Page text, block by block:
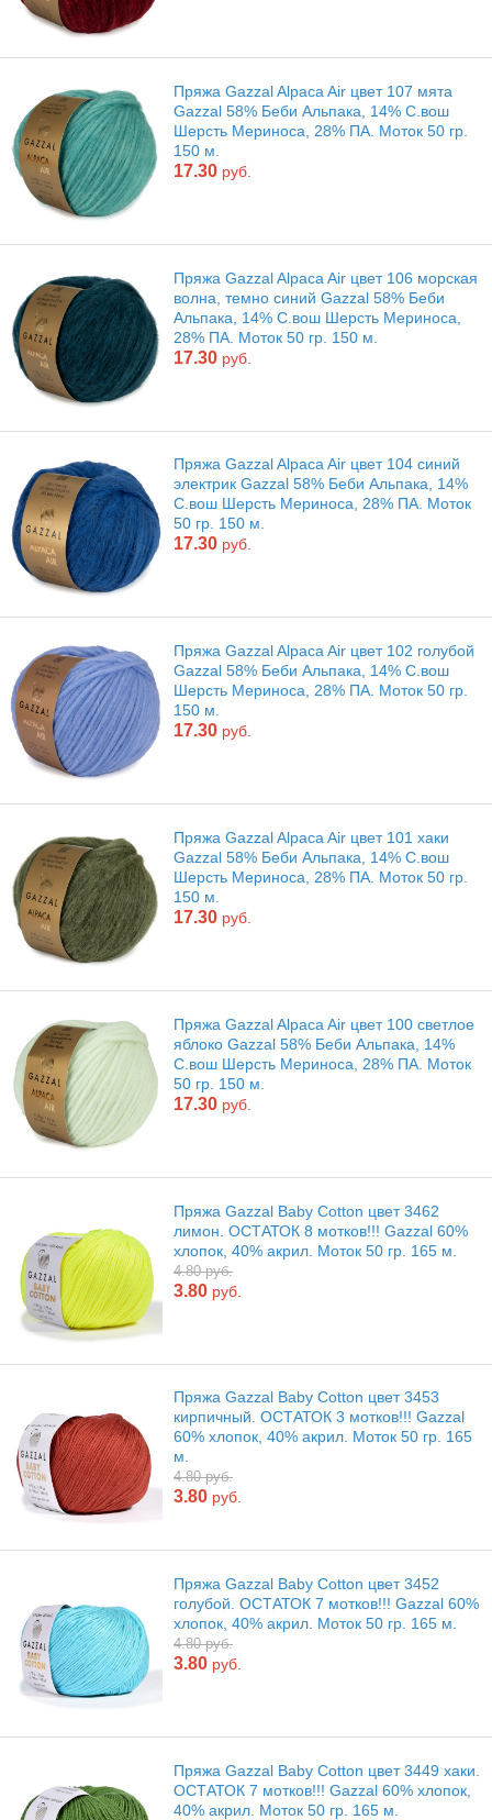
Пряжа Gazzal Alpaca Air цвет 107 мята
Gazzal 58% Беби Альпака, 14% С.вош
Шерсть Мериноса, 28% ПА. Моток 50 гр.
150 м.
17.30 руб.
Пряжа Gazzal Alpaca Air цвет 106 морская
волна, темно синий Gazzal 58% Беби
Альпака, 14% С.вош Шерсть Мериноса,
28% ПА. Моток 50 гр. 150 м.
17.30 руб.
Пряжа Gazzal Alpaca Air цвет 104 синий
электрик Gazzal 58% Беби Альпака, 14%
С.вош Шерсть Мериноса, 28% ПА. Моток
50 гр. 150 м.
17.30 руб.
Пряжа Gazzal Alpaca Air цвет 102 голубой
Gazzal 58% Беби Альпака, 14% С.вош
Шерсть Мериноса, 28% ПА. Моток 50 гр.
150 м.
17.30 руб.
Пряжа Gazzal Alpaca Air цвет 101 хаки
Gazzal 58% Беби Альпака, 14% С.вош
Шерсть Мериноса, 28% ПА. Моток 50 гр.
150 м.
17.30 руб.
Пряжа Gazzal Alpaca Air цвет 100 светлое
яблоко Gazzal 58% Беби Альпака, 14%
С.вош Шерсть Мериноса, 28% ПА. Моток
50 гр. 150 м.
17.30 руб.
Пряжа Gazzal Baby Cotton цвет 3462
лимон. ОСТАТОК 8 мотков!!! Gazzal 60%
хлопок, 40% акрил. Моток 50 гр. 165 м.
4.80 руб.
3.80 руб.
Пряжа Gazzal Baby Cotton цвет 3453
кирпичный. ОСТАТОК 3 мотков!!! Gazzal
60% хлопок, 40% акрил. Моток 50 гр. 165
м.
4.80 руб.
3.80 руб.
Пряжа Gazzal Baby Cotton цвет 3452
голубой. ОСТАТОК 7 мотков!!! Gazzal 60%
хлопок, 40% акрил. Моток 50 гр. 165 м.
4.80 руб.
3.80 руб.
Пряжа Gazzal Baby Cotton цвет 3449 хаки.
ОСТАТОК 7 мотков!!! Gazzal 60% хлопок,
40% акрил. Моток 50 гр. 165 м.